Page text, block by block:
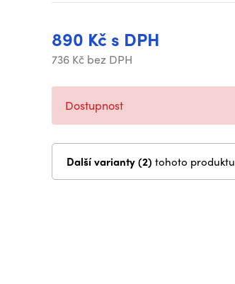
890 Kč s DPH
736 Kč bez DPH
Dostupnost
Další varianty (2) tohoto produktu